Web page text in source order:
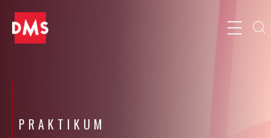
PRAKTIKUM